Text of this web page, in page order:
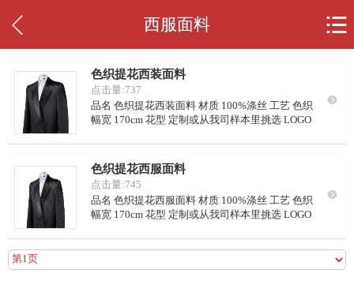
 西服面料 
色织提花西装面料
点击量:737
品名 色织提花西装面料 材质 100%涤丝 工艺 色织
幅宽 170cm 花型 定制或从我司样本里挑选 LOGO
配色 起订量 100米/色

色织提花西服面料
点击量:745
品名 色织提花西服面料 材质 100%涤丝 工艺 色织
幅宽 170cm 花型 定制或从我司样本里挑选 LOGO
配色 起订量 100米/色
